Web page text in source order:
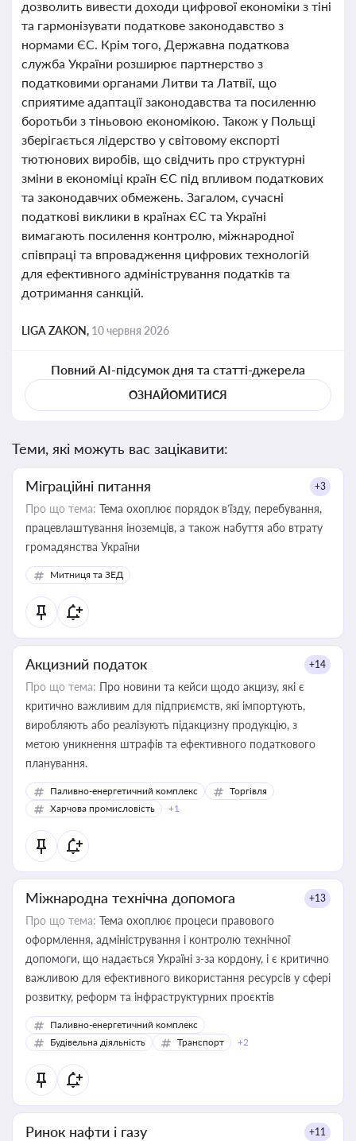
дозволить вивести доходи цифрової економіки з тіні
та гармонізувати податкове законодавство з
нормами ЄС. Крім того, Державна податкова
служба України розширює партнерство з
податковими органами Литви та Латвії, що
сприятиме адаптації законодавства та посиленню
боротьби з тіньовою економікою. Також у Польщі
зберігається лідерство у світовому експорті
тютюнових виробів, що свідчить про структурні
зміни в економіці країн ЄС під впливом податкових
та законодавчих обмежень. Загалом, сучасні
податкові виклики в країнах ЄС та Україні
вимагають посилення контролю, міжнародної
співпраці та впровадження цифрових технологій
для ефективного адміністрування податків та
дотримання санкцій.
LIGA ZAKON, 10 червня 2026
Повний AI-підсумок дня та статті-джерела
ОЗНАЙОМИТИСЯ
Теми, які можуть вас зацікавити:
Міграційні питання +3
Про що тема: Тема охоплює порядок в’їзду, перебування,
працевлаштування іноземців, а також набуття або втрату
громадянства України
Митниця та ЗЕД
Акцизний податок +14
Про що тема: Про новини та кейси щодо акцизу, які є
критично важливим для підприємств, які імпортують,
виробляють або реалізують підакцизну продукцію, з
метою уникнення штрафів та ефективного податкового
планування.
Паливно-енергетичний комплекс
Торгівля
Харчова промисловість
+1
Міжнародна технічна допомога +13
Про що тема: Тема охоплює процеси правового
оформлення, адміністрування і контролю технічної
допомоги, що надається Україні з-за кордону, і є критично
важливою для ефективного використання ресурсів у сфері
розвитку, реформ та інфраструктурних проєктів
Паливно-енергетичний комплекс
Будівельна діяльність
Транспорт +2
Ринок нафти і газу +11